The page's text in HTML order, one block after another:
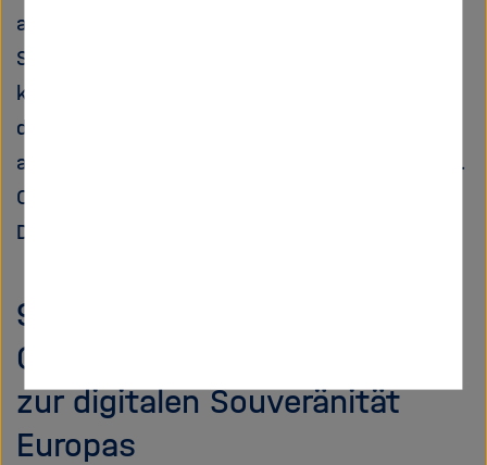
anderen drei Preise noch bis zum 10.
September Nominierungen eingereicht werden
können, ist die Nominierungsfrist für den
diesjährigen Open-Science-Preis bereits
abgelaufen. Die Gewinner:innen werden am 14.
Oktober 2026 beim Open Science Festival in
Delft bekanntgegeben.
9. EU Kommission setzt mit
Open Source Strategy Impuls
zur digitalen Souveränität
Europas